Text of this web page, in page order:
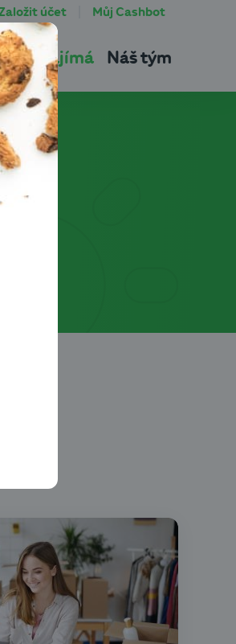
vás zajímá Náš tým
účet Můj Cashbot